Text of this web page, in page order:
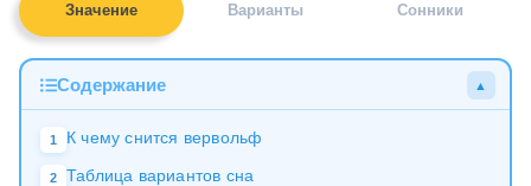
Значение Варианты Сонники
Содержание ▲
1 К чему снится вервольф
2 Таблица вариантов сна